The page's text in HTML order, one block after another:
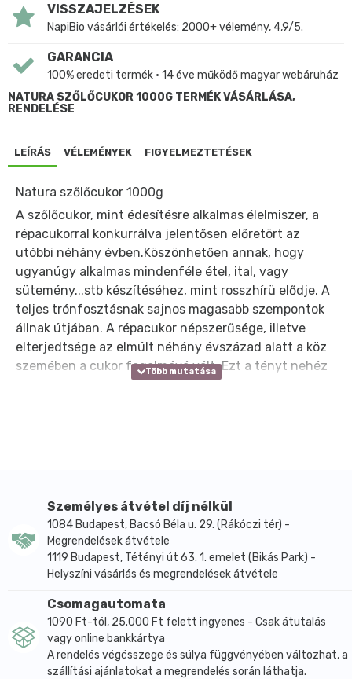
VISSZAJELZÉSEK
NapiBio vásárlói értékelés: 2000+ vélemény, 4,9/5.
GARANCIA
100% eredeti termék • 14 éve működő magyar webáruház
NATURA SZŐLŐCUKOR 1000G TERMÉK VÁSÁRLÁSA,
RENDELÉSE
LEÍRÁS VÉLEMÉNYEK FIGYELMEZTETÉSEK
Natura szőlőcukor 1000g
A szőlőcukor, mint édesítésre alkalmas élelmiszer, a
répacukorral konkurrálva jelentősen előretört az
utóbbi néhány évben.Köszönhetően annak, hogy
ugyanúgy alkalmas mindenféle étel, ital, vagy
sütemény...stb készítéséhez, mint rosszhírü elődje. A
teljes trónfosztásnak sajnos magasabb szempontok
állnak útjában. A répacukor népszerűsége, illetve
elterjedtsége az elmúlt néhány évszázad alatt a köz
szemében a cukor fogalmává vált. Ezt a tényt nehéz
kiiktatni a közgondokodásból, pedig az úgynevezett
helyzetet a szőlőcukor ugyan nem oldja meg, de
mivel gyorsan és azonnal energiát szolgáltatva
felszívódik, kevésbbé terheli a lebontó
apparátust.Édesítő hatása kissé még felül is múlja a
hagyományos cukrokét.Nem véletlenül fogyasztják
Allergének a termékben: nincs.
Átlagos tápérték 100 g termékben:
Energia 1522 kJ (358 kcal)
Személyes átvétel díj nélkül
1084 Budapest, Bacsó Béla u. 29. (Rákóczi tér) -
Megrendelések átvétele
1119 Budapest, Tétényi út 63. 1. emelet (Bikás Park) -
Helyszíni vásárlás és megrendelések átvétele
Csomagautomata
1090 Ft-tól, 25.000 Ft felett ingyenes - Csak átutalás
vagy online bankkártya
A rendelés végösszege és súlya függvényében változhat, a
szállítási ajánlatokat a megrendelés során láthatja.